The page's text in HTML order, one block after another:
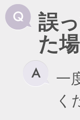
誤
た
一
く